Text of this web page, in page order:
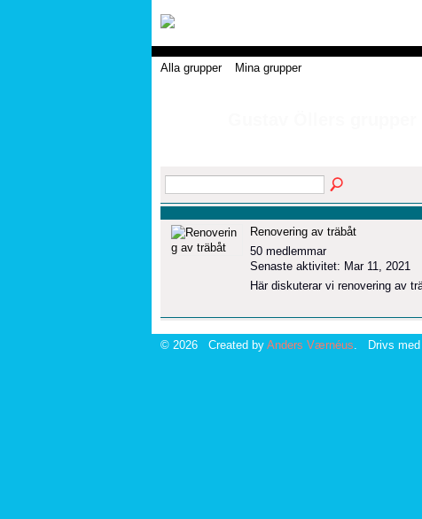
Alla grupper Mina grupper
Renovering av träbåt
50 medlemmar
Senaste aktivitet: Mar 11, 2021
Här diskuterar vi renovering av
© 2026 Created by Anders Værnéus. Drivs med